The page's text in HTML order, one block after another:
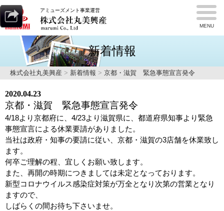
MENU
アミューズメント事業運営
新着情報
株式会社丸美興産 > 新着情報 > 京都・滋賀 緊急事態宣言発令
2020.04.23
京都・滋賀 緊急事態宣言発令
4/18より京都府に、4/23より滋賀県に、都道府県知事より緊急
事態宣言による休業要請がありました。
当社は政府・知事の要請に従い、京都・滋賀の3店舗を休業致し
ます。
何卒ご理解の程、宜しくお願い致します。
また、再開の時期につきましては未定となっております。
新型コロナウイルス感染症対策が万全となり次第の営業となり
ますので、
しばらくの間お待ち下さいませ。